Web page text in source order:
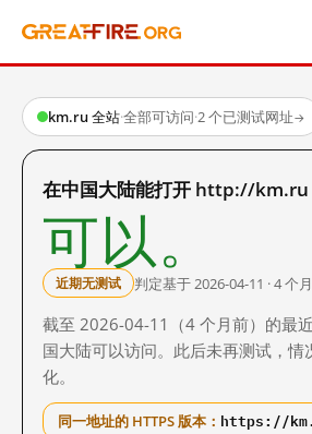
km.ru 全站·全部可访问·2 个已测试网址→
在中国大陆能打开 http://km.ru
可以。
近期无测试 判定基于 2026-04-11 · 4 个
截至 2026-04-11（4 个月前）的最
国大陆可以访问。此后未再测试，情
化。
同一地址的 HTTPS 版本： https://